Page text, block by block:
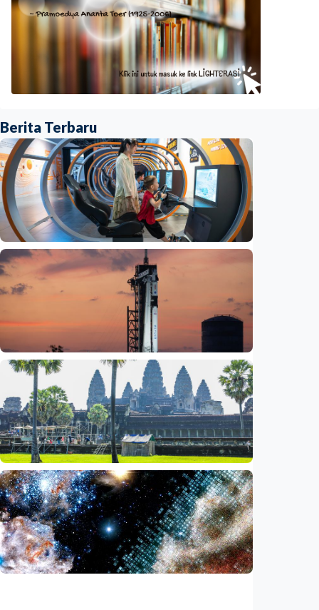
Berita Terbaru
Iptek
Jelang misi bawa pulang sampel Mars, China
siapkan laboratorium perlindungan planet
Indonesia
Iptek
Bagian roket Falcon 9 SpaceX akan hantam
Bulan, NASA pastikan Bumi aman
Indonesia•05 Aug 2026
Iptek
Saat ASEAN bersiap memasuki era AI,
reformasi layanan publik jadi agenda
bersama
Indonesia•05 Aug 2026